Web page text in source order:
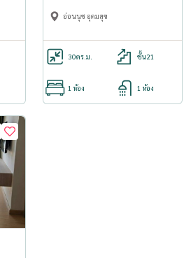
อ่อนนุช อุดมสุข
30ตร.ม. ชั้น21
1 ห้อง 1 ห้อง